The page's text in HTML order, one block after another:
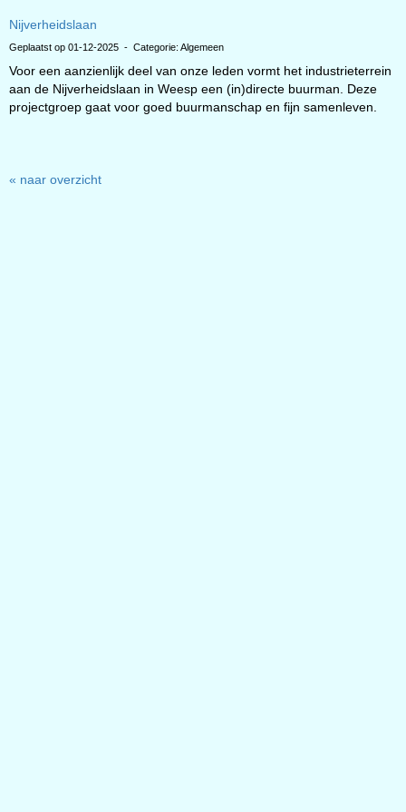
Nijverheidslaan
Geplaatst op 01-12-2025 - Categorie: Algemeen
Voor een aanzienlijk deel van onze leden vormt het industrieterrein
aan de Nijverheidslaan in Weesp een (in)directe buurman. Deze
projectgroep gaat voor goed buurmanschap en fijn samenleven.
« naar overzicht